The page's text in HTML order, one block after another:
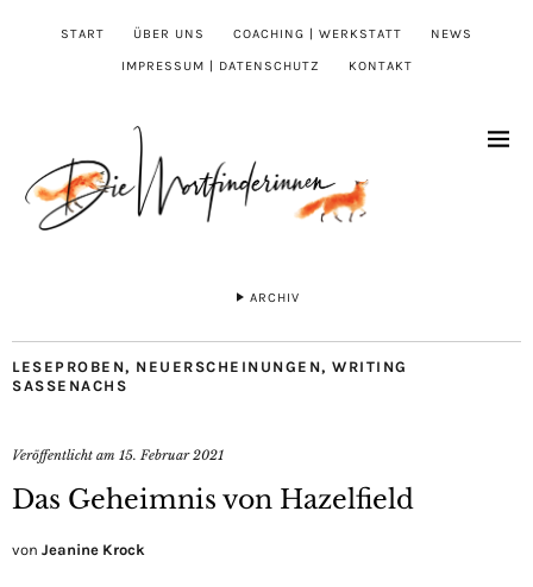
START ÜBER UNS COACHING | WERKSTATT NEWS
IMPRESSUM | DATENSCHUTZ KONTAKT
ARCHIV
LESEPROBEN, NEUERSCHEINUNGEN, WRITING
SASSENACHS
Veröffentlicht am 15. Februar 2021
Das Geheimnis von Hazelfield
von Jeanine Krock